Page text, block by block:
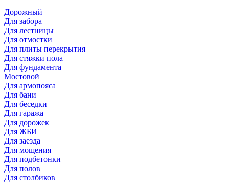
Дорожный
Для забора
Для лестницы
Для отмостки
Для плиты перекрытия
Для стяжки пола
Для фундамента
Мостовой
Для армопояса
Для бани
Для беседки
Для гаража
Для дорожек
Для ЖБИ
Для заезда
Для мощения
Для подбетонки
Для полов
Для столбиков